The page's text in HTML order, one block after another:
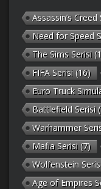
Assassin’s Creed
Need for Speed
The Sims Serisi
FIFA Serisi (16)
Euro Truck
Battlefield Serisi
Warhammer
Mafia Serisi (7)
Wolfenstein
Age of Empires